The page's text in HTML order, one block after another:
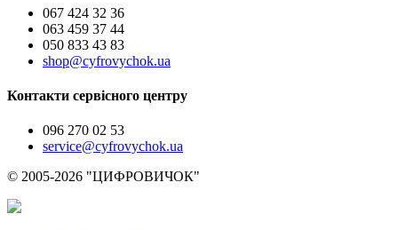
067 424 32 36
063 459 37 44
050 833 43 83
shop@cyfrovychok.ua
Контакти сервісного центру
096 270 02 53
service@cyfrovychok.ua
© 2005-2026 "ЦИФРОВИЧОК"